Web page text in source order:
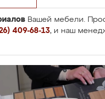
Вашей мебели.
409-68-13, и наш